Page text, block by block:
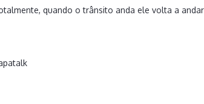
quando o trânsito anda ele volta a